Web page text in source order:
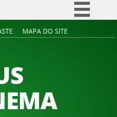
Simplifique!
Participe
Acesso à informação
Legislação
MAPA DO SITE